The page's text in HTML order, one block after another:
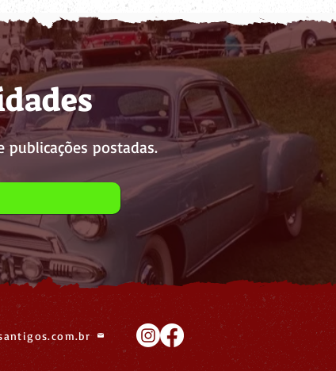
postadas.